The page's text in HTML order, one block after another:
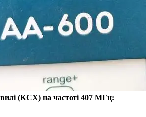
(КСХ) на частоті 407 МГц: